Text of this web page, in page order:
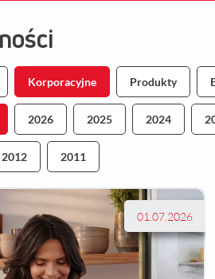
Korporacyjne Produkty
2026 2025 2024
2012 2011
01.07.2026